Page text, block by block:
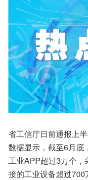
省工信厅日前通报上
数据显示，截至6月底
工业APP超过3万个，
接的工业设备超过700